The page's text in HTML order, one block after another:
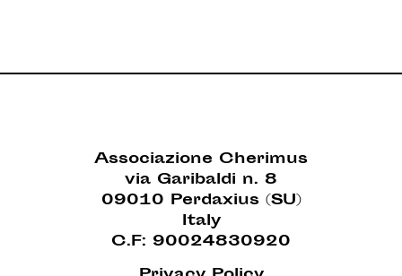
Associazione Cherimus
via Garibaldi n. 8
09010 Perdaxius (SU)
Italy
C.F: 90024830920